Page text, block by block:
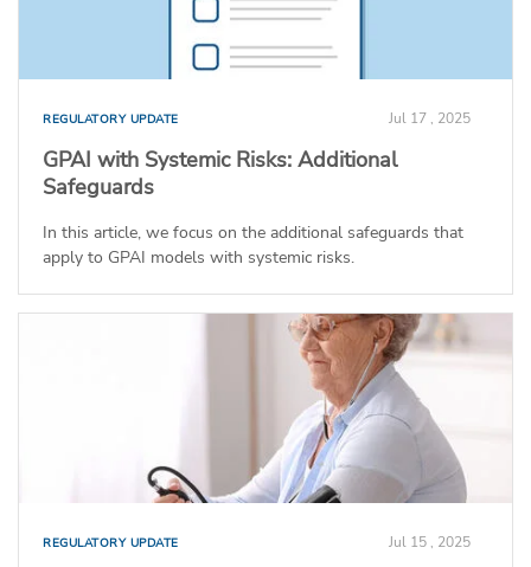
REGULATORY UPDATE Jul 17 , 2025
GPAI with Systemic Risks: Additional
Safeguards
In this article, we focus on the additional safeguards that
apply to GPAI models with systemic risks.
REGULATORY UPDATE Jul 15 , 2025